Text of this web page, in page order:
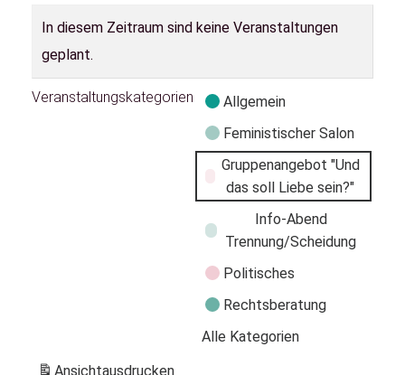
In diesem Zeitraum sind keine Veranstaltungen
geplant.
Veranstaltungskategorien
Allgemein
Feministischer Salon
Gruppenangebot "Und
das soll Liebe sein?"
Info-Abend
Trennung/Scheidung
Politisches
Rechtsberatung
Alle Kategorien
Ansichtausdrucken